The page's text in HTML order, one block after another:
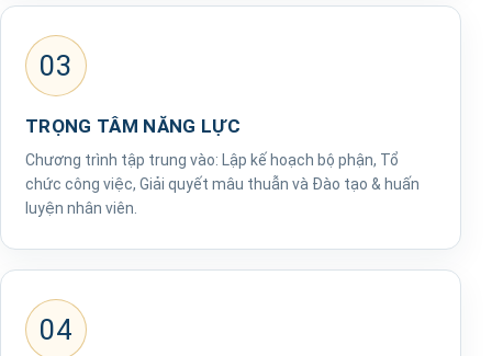
03
TRỌNG TÂM NĂNG LỰC
Chương trình tập trung vào: Lập kế hoạch bộ phận, Tổ
chức công việc, Giải quyết mâu thuẫn và Đào tạo & huấn
luyện nhân viên.
04